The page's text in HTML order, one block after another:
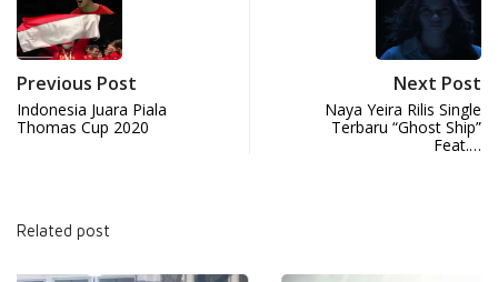
Previous Post
Indonesia Juara Piala
Thomas Cup 2020
Next Post
Naya Yeira Rilis Single
Terbaru “Ghost Ship”
Feat.…
Related post